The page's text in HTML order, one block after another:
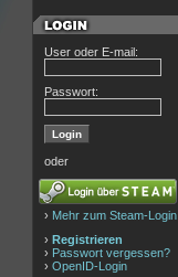
User oder E-mail:
Passwort:
oder
› Mehr zum Steam-Login
› Registrieren
› Passwort vergessen?
› OpenID-Login